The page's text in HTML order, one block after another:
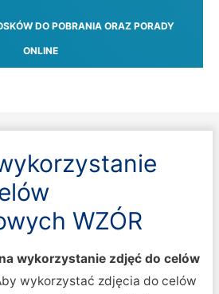
DO POBRANIA ORAZ PORADY
ONLINE
WZÓR
wykorzystanie zdjęć do celów
wykorzystać zdjęcia do celów